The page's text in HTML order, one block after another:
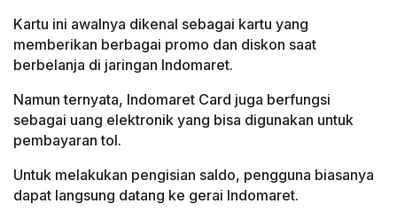
Kartu ini awalnya dikenal sebagai kartu yang
memberikan berbagai promo dan diskon saat
berbelanja di jaringan Indomaret.
Namun ternyata, Indomaret Card juga berfungsi
sebagai uang elektronik yang bisa digunakan untuk
pembayaran tol.
Untuk melakukan pengisian saldo, pengguna biasanya
dapat langsung datang ke gerai Indomaret.